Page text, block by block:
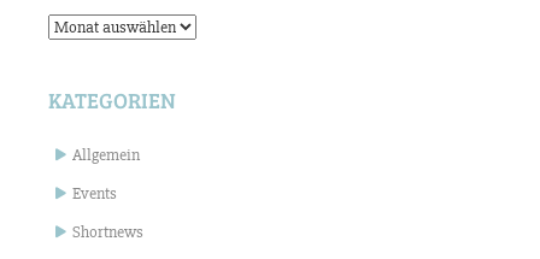
Archiv
KATEGORIEN
Allgemein
Events
Shortnews